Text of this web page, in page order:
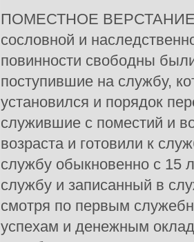
ПОМЕСТНОЕ ВЕРСТАНИЕ.
сословной и
повинности свободны
поступившие на службу,
установился и порядок
служившие с поместий и
возраста и готовили к
службу обыкновенно с 15
службу и записанный в
смотря по первым
успехам и денежным